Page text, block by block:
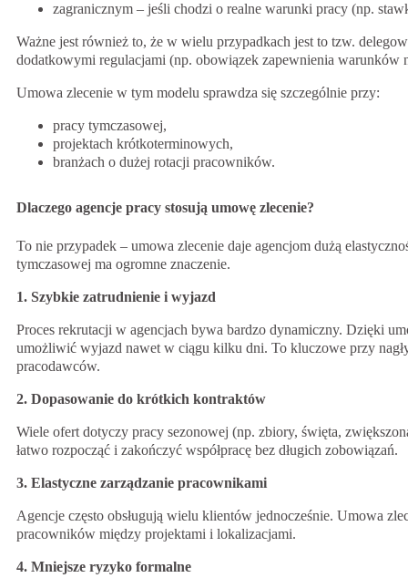
zagranicznym – jeśli chodzi o realne warunki pracy (np.
Ważne jest również to, że w wielu przypadkach jest to tzw.
dodatkowymi regulacjami (np. obowiązek zapewnienia warunków
Umowa zlecenie w tym modelu sprawdza się szczególnie przy:
pracy tymczasowej,
projektach krótkoterminowych,
branżach o dużej rotacji pracowników.
Dlaczego agencje pracy stosują umowę zlecenie?
To nie przypadek – umowa zlecenie daje agencjom dużą
tymczasowej ma ogromne znaczenie.
1. Szybkie zatrudnienie i wyjazd
Proces rekrutacji w agencjach bywa bardzo dynamiczny. Dzięki
umożliwić wyjazd nawet w ciągu kilku dni. To kluczowe przy
pracodawców.
2. Dopasowanie do krótkich kontraktów
Wiele ofert dotyczy pracy sezonowej (np. zbiory, święta,
łatwo rozpocząć i zakończyć współpracę bez długich zobowiązań.
3. Elastyczne zarządzanie pracownikami
Agencje często obsługują wielu klientów jednocześnie. Umowa
pracowników między projektami i lokalizacjami.
4. Mniejsze ryzyko formalne